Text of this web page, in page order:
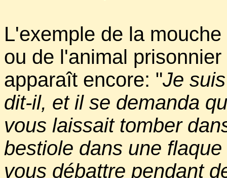
L'exemple de la
ou de l'animal
apparaît encore: "Je
dit-il, et il se demanda
vous laissait tomber
bestiole dans une
vous débattre pendant